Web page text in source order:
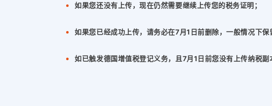
如果您还没有上传，现在仍然需要继续上传您的税务证明；
如果您已经成功上传，请务必在7月1日前删除，一般情况下保
如已触发德国增值税登记义务，且7月1日前您没有上传纳税副